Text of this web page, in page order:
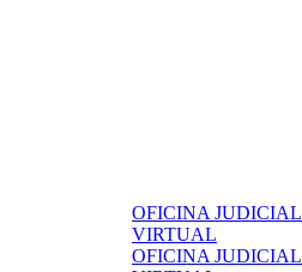
OFICINA JUDICIAL
VIRTUAL
OFICINA JUDICIAL